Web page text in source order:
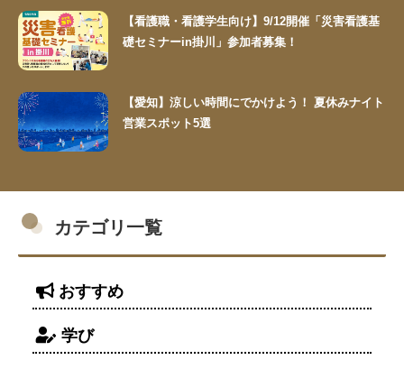
【看護職・看護学生向け】9/12開催「災害看護基
礎セミナーin掛川」参加者募集！
【愛知】涼しい時間にでかけよう！ 夏休みナイト
営業スポット5選
カテゴリ一覧
おすすめ
学び